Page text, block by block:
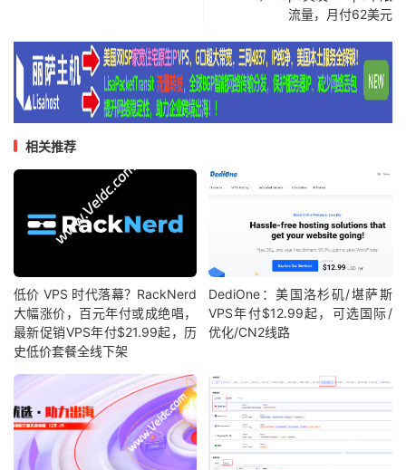
流量，月付62美元
相关推荐
低价 VPS 时代落幕？RackNerd
大幅涨价，百元年付或成绝唱，
最新促销VPS年付$21.99起，历
史低价套餐全线下架
DediOne：美国洛杉矶/堪萨斯
VPS年付$12.99起，可选国际/
优化/CN2线路